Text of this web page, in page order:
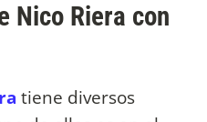
Nico Riera con
tiene diversos